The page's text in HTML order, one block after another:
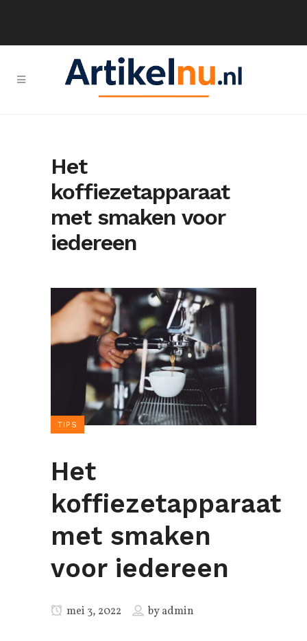
Het
koffiezetapparaat
met smaken voor
iedereen
TIPS
Het
koffiezetapparaat
met smaken
voor iedereen
mei 3, 2022 byadmin